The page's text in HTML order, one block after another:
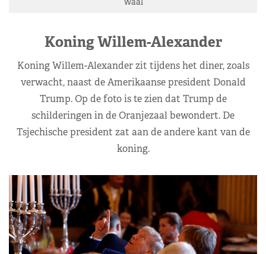
Koning Willem-Alexander
Koning Willem-Alexander zit tijdens het diner, zoals
verwacht, naast de Amerikaanse president Donald
Trump. Op de foto is te zien dat Trump de
schilderingen in de Oranjezaal bewondert. De
Tsjechische president zat aan de andere kant van de
koning.